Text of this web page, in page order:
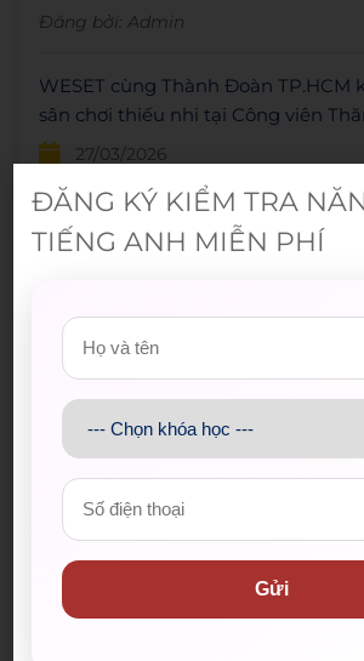
Đăng bởi: Admin
WESET cùng Thành Đoàn TP.HCM
sân chơi thiếu nhi tại Công viên
nhân kỷ niệm 95 năm ngày thành
27/03/2026
WESET X XUÂN TÌNH NGUYỆN
SỨ MỆNH – LAN TỎA GIÁ TRỊ
ĐĂNG KÝ KIỂM TRA
TIẾNG ANH MIỄN PHÍ
Gửi